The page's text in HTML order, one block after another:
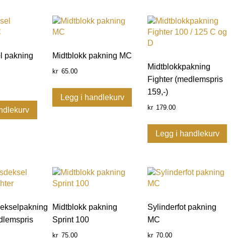
pakning
Midtblokk pakning MC
kr 65.00
Legg i handlekurv
Midtblokkpakning
Fighter (medlemspris
159,-)
kr 179.00
Legg i handlekurv
Midtblokk pakning
Sprint 100
kr 75.00
Sylinderfot pakning
MC
kr 70.00